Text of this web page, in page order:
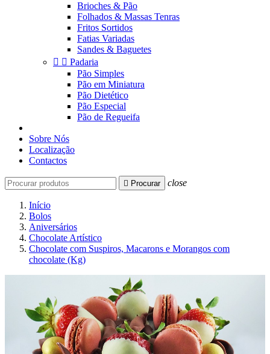
Brioches & Pão
Folhados & Massas Tenras
Fritos Sortidos
Fatias Variadas
Sandes & Baguetes
  Padaria
Pão Simples
Pão em Miniatura
Pão Dietético
Pão Especial
Pão de Regueifa
Sobre Nós
Localização
Contactos
 Procurar close
Início
Bolos
Aniversários
Chocolate Artístico
Chocolate com Suspiros, Macarons e Morangos com
chocolate (Kg)